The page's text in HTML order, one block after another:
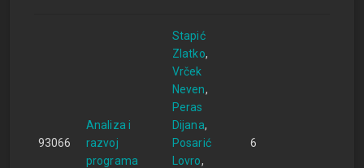
93066
Analiza i
razvoj
programa
Stapić
Zlatko
Vrček
Neven
Peras
Dijana
Posarić
Lovro
6